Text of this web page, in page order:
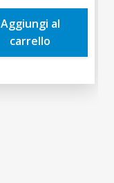
era:
15,00€.
è:
Aggiungi al
carrello